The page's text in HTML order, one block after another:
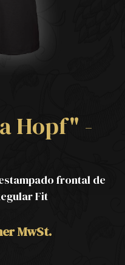
Hopf" -
frontal de
Fit
MwSt.